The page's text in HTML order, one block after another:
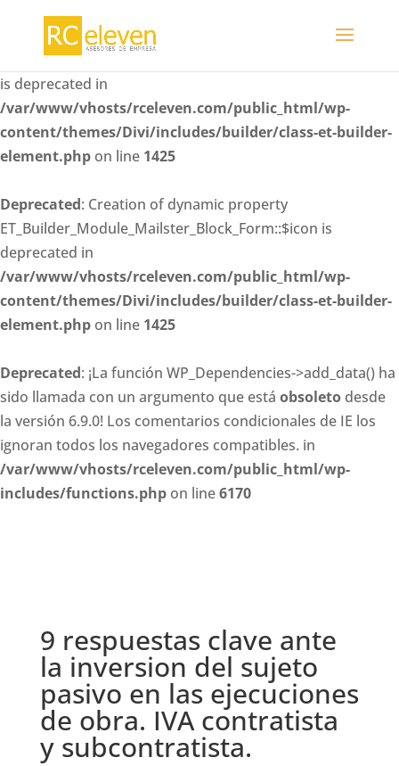
Deprecated : Creation of dynamic property
is deprecated in
/var/www/vhosts/rceleven.com/public_html/wp-
content/themes/Divi/includes/builder/class-et-builder-
element.php on line 1425
Deprecated: Creation of dynamic property
ET_Builder_Module_Mailster_Block_Form::$icon is
deprecated in
/var/www/vhosts/rceleven.com/public_html/wp-
content/themes/Divi/includes/builder/class-et-builder-
element.php on line 1425
Deprecated: ¡La función WP_Dependencies->add_data() ha
sido llamada con un argumento que está obsoleto desde
la versión 6.9.0! Los comentarios condicionales de IE los
ignoran todos los navegadores compatibles. in
/var/www/vhosts/rceleven.com/public_html/wp-
includes/functions.php on line6170
9 respuestas clave ante
la inversion del sujeto
pasivo en las ejecuciones
de obra. IVA contratista
y subcontratista.